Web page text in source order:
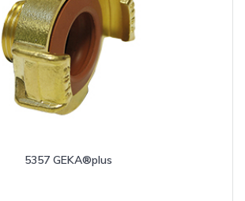
5357 GEKA®plus